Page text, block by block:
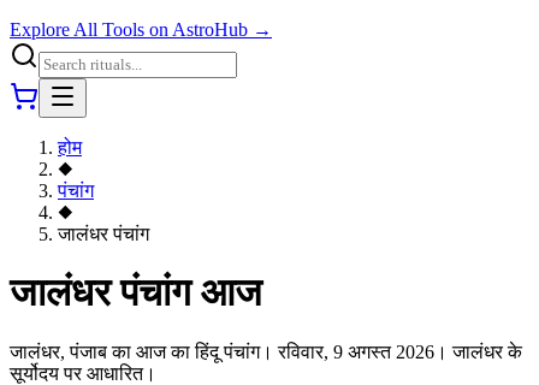
Explore All Tools on AstroHub →
होम
◆
पंचांग
◆
जालंधर पंचांग
जालंधर पंचांग आज
जालंधर, पंजाब का आज का हिंदू पंचांग। रविवार, 9 अगस्त 2026। जालंधर के
सूर्योदय पर आधारित।